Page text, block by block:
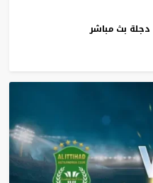
دجلة بث مباشر